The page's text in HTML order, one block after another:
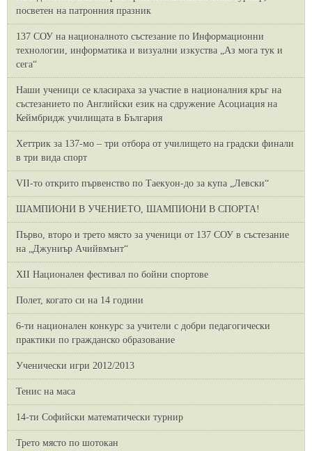
посветен на патронния празник
137 СОУ на националното състезание по Информационни
технологии, информатика и визуални изкуства „Аз мога тук и
сега“
Наши ученици се класираха за участие в националния кръг на
състезанието по Английски език на сдружение Асоциация на
Кеймбридж училищата в България
Хеттрик за 137-мо – три отбора от училището на градски финали
в три вида спорт
VII-то открито първенство по Таекуон-до за купа „Левски“
ШАМПИОНИ В УЧЕНИЕТО, ШАМПИОНИ В СПОРТА!
Първо, второ и трето място за ученици от 137 СОУ в състезание
на „Джуниър Ачийвмънт“
XII Национален фестивал по бойни спортове
Полет, когато си на 14 години
6-ти национален конкурс за учители с добри педагогически
практики по гражданско образование
Ученически игри 2012/2013
Тенис на маса
14-ти Софийски математически турнир
Трето място по шотокан